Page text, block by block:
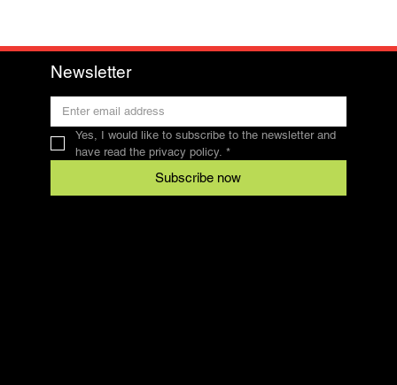
Newsletter
Yes, I would like to subscribe to the newsletter and
have read the privacy policy. *
Subscribe now